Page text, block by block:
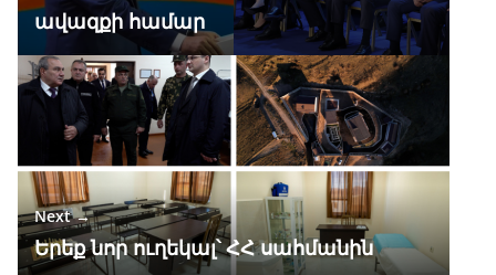
ավազքի համար
Next →
Երեք նոր ուղեկալ՝ ՀՀ սահմանին